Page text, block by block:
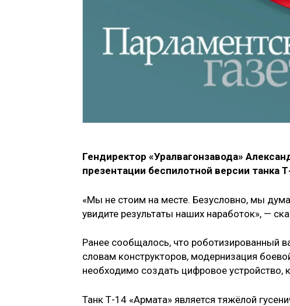
Гендиректор «Уралвагонзавода»
презентации беспилотной версии танка
«Мы не стоим на месте. Безусловно, мы
увидите результаты наших наработок», —
Ранее сообщалось, что роботизированный
словам конструкторов, модернизация
необходимо создать цифровое
Танк Т-14 «Армата» является тяжёлой